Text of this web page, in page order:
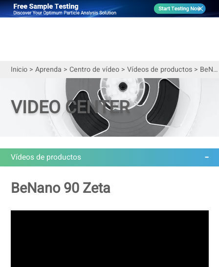
Inicio> Aprenda > Centro de vídeo> Vídeos de productos> BeNano 90 Zeta | Demo (Muestra estándar de poliestireno)
VIDEO CENTER
Vídeos de productos
BeNano 90 Zeta